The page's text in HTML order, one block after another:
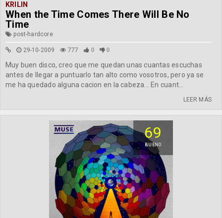
KRILIN
When the Time Comes There Will Be No
Time
post-hardcore
29-10-2009 777 0 0
Muy buen disco, creo que me quedan unas cuantas escuchas
antes de llegar a puntuarlo tan alto como vosotros, pero ya se
me ha quedado alguna cacion en la cabeza... En cuant...
LEER MÁS
69
BUENO